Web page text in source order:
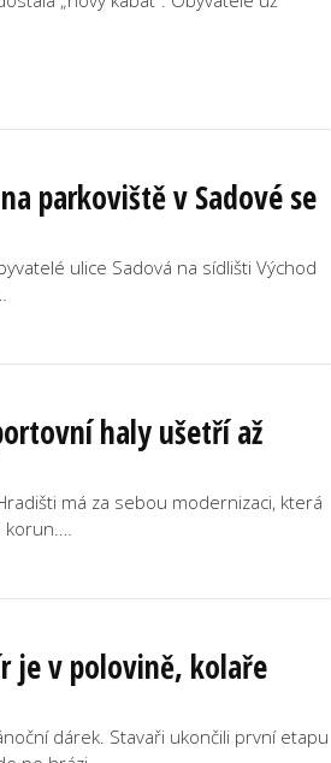
parkoviště v Sadové se
ulice Sadová na sídlišti Východ
haly ušetří až
má za sebou modernizaci, která
korun.…
je v polovině, kolaře
dárek. Stavaři ukončili první etapu